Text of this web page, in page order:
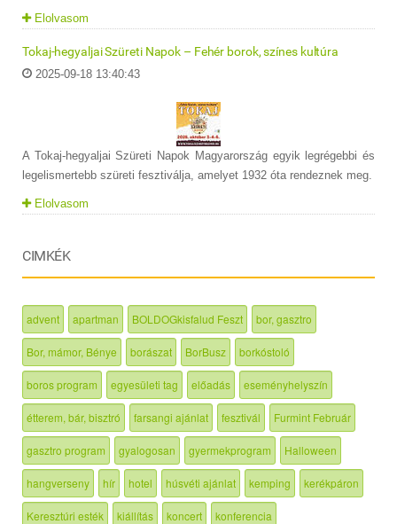
Elolvasom
Tokaj-hegyaljai Szüreti Napok – Fehér borok, színes kultúra
2025-09-18 13:40:43
A Tokaj-hegyaljai Szüreti Napok Magyarország egyik legrégebbi és
legelismertebb szüreti fesztiválja, amelyet 1932 óta rendeznek meg.
Elolvasom
CIMKÉK
advent apartman BOLDOGkisfalud Feszt bor, gasztro
Bor, mámor, Bénye borászat BorBusz borkóstoló
boros program egyesületi tag előadás eseményhelyszín
étterem, bár, bisztró farsangi ajánlat fesztivál Furmint Február
gasztro program gyalogosan gyermekprogram Halloween
hangverseny hír hotel húsvéti ajánlat kemping kerékpáron
Keresztúri esték kiállítás koncert konferencia